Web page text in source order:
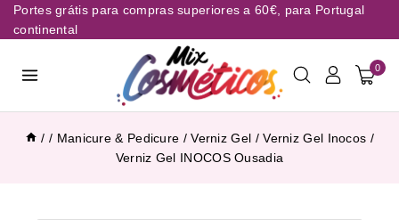
Portes grátis para compras superiores a 60€, para Portugal
continental
0
/ / Manicure & Pedicure / Verniz Gel / Verniz Gel Inocos /
Verniz Gel INOCOS Ousadia